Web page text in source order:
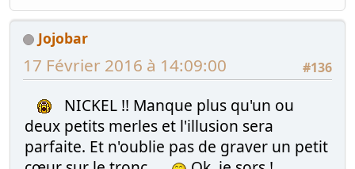
Jojobar
#136
17 Février 2016 à 14:09:00
NICKEL !! Manque plus qu'un ou
deux petits merles et l'illusion sera
parfaite. Et n'oublie pas de graver un petit